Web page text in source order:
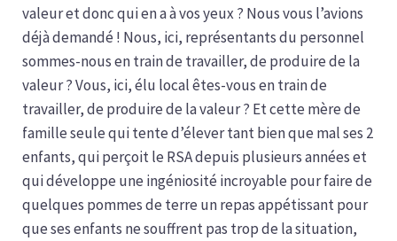
valeur et donc qui en a à vos yeux ? Nous vous l’avions
déjà demandé ! Nous, ici, représentants du personnel
sommes-nous en train de travailler, de produire de la
valeur ? Vous, ici, élu local êtes-vous en train de
travailler, de produire de la valeur ? Et cette mère de
famille seule qui tente d’élever tant bien que mal ses 2
enfants, qui perçoit le RSA depuis plusieurs années et
qui développe une ingéniosité incroyable pour faire de
quelques pommes de terre un repas appétissant pour
que ses enfants ne souffrent pas trop de la situation,